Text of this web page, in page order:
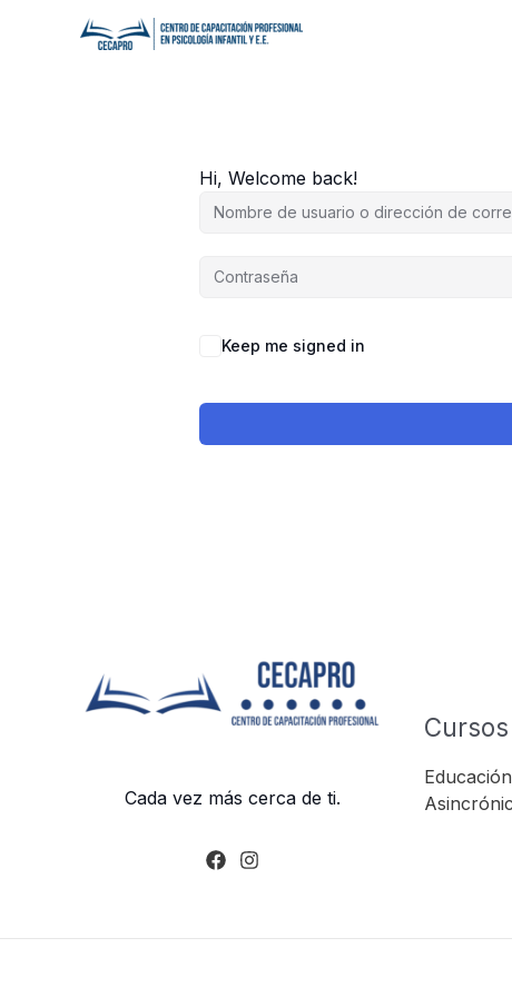
Hi, Welcome back!
Keep me signed in
Cada vez más cerca de ti.